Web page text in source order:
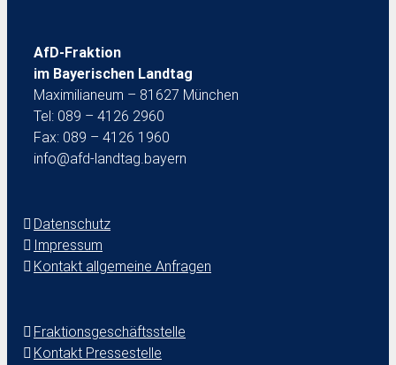
AfD-Fraktion
im Bayerischen Landtag
Maximilianeum – 81627 München
Tel: 089 – 4126 2960
Fax: 089 – 4126 1960
info@afd-landtag.bayern
Datenschutz
Impressum
Kontakt allgemeine Anfragen
Fraktionsgeschäftsstelle
Kontakt Pressestelle